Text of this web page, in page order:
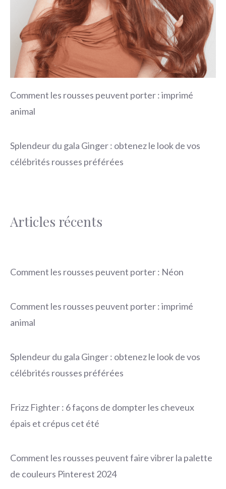
Comment les rousses peuvent porter : imprimé
animal
Splendeur du gala Ginger : obtenez le look de vos
célébrités rousses préférées
Articles récents
Comment les rousses peuvent porter : Néon
Comment les rousses peuvent porter : imprimé
animal
Splendeur du gala Ginger : obtenez le look de vos
célébrités rousses préférées
Frizz Fighter : 6 façons de dompter les cheveux
épais et crépus cet été
Comment les rousses peuvent faire vibrer la palette
de couleurs Pinterest 2024